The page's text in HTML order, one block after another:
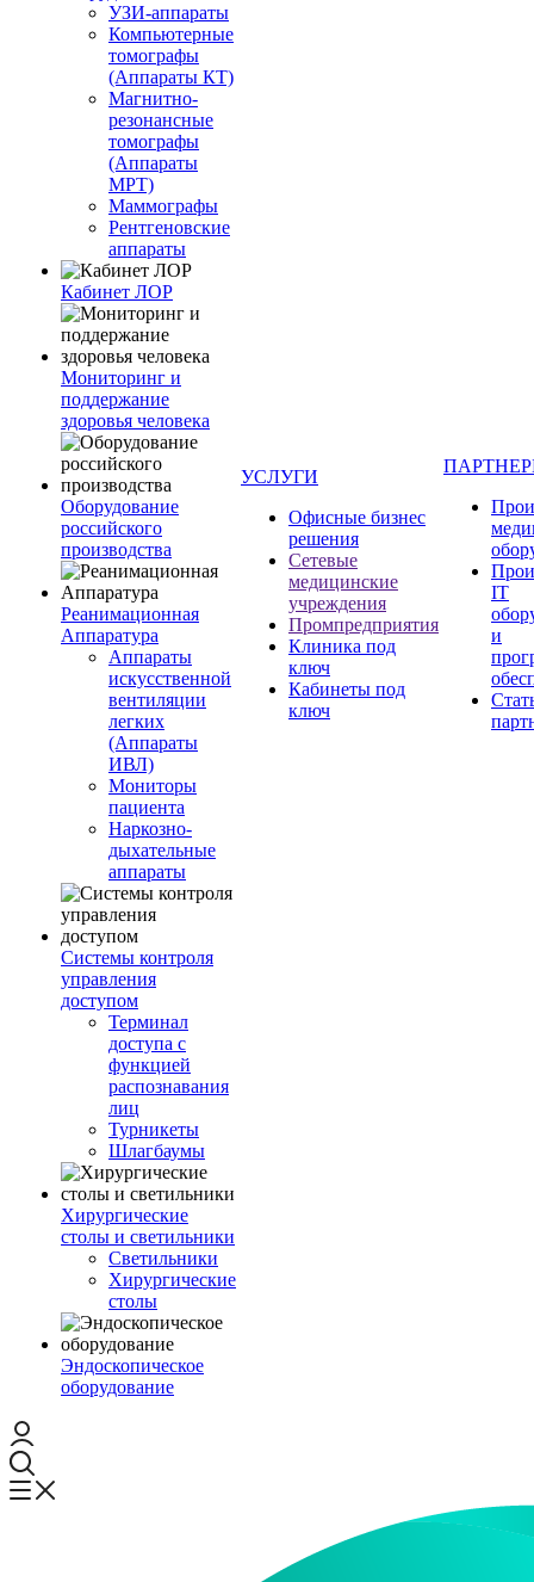
УЗИ-аппараты
Компьютерные
томографы
(Аппараты КТ)
Магнитно-
резонансные
томографы
(Аппараты
МРТ)
Маммографы
Рентгеновские
аппараты
Кабинет ЛОР
Мониторинг и
поддержание
здоровья человека
Оборудование
российского
производства
Реанимационная
Аппаратура
Аппараты
искусственной
вентиляции
легких
(Аппараты
ИВЛ)
Мониторы
пациента
Наркозно-
дыхательные
аппараты
Системы контроля
управления
доступом
Терминал
доступа с
функцией
распознавания
лиц
Турникеты
Шлагбаумы
Хирургические
столы и светильники
Светильники
Хирургические
столы
Эндоскопическое
оборудование
УСЛУГИ
Офисные бизнес
решения
Сетевые
медицинские
учреждения
Промпредприятия
Клиника под
ключ
Кабинеты под
ключ
IT
и